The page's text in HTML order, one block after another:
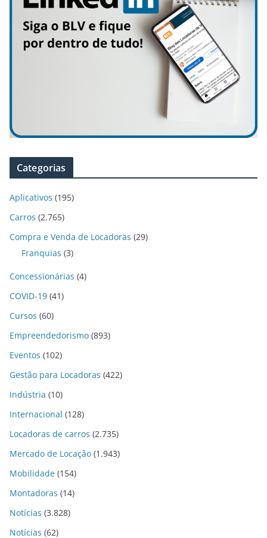
Categorias
Aplicativos (195)
Carros (2.765)
Compra e Venda de Locadoras (29)
Franquias (3)
Concessionárias (4)
COVID-19 (41)
Cursos (60)
Empreendedorismo (893)
Eventos (102)
Gestão para Locadoras (422)
Indústria (10)
Internacional (128)
Locadoras de carros (2.735)
Mercado de Locação (1.943)
Mobilidade (154)
Montadoras (14)
Notícias (3.828)
Notícias (62)